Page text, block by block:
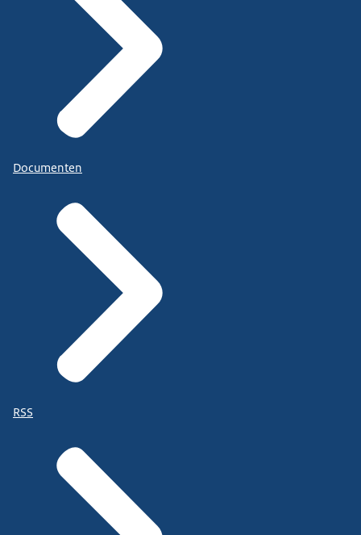
Documenten
RSS